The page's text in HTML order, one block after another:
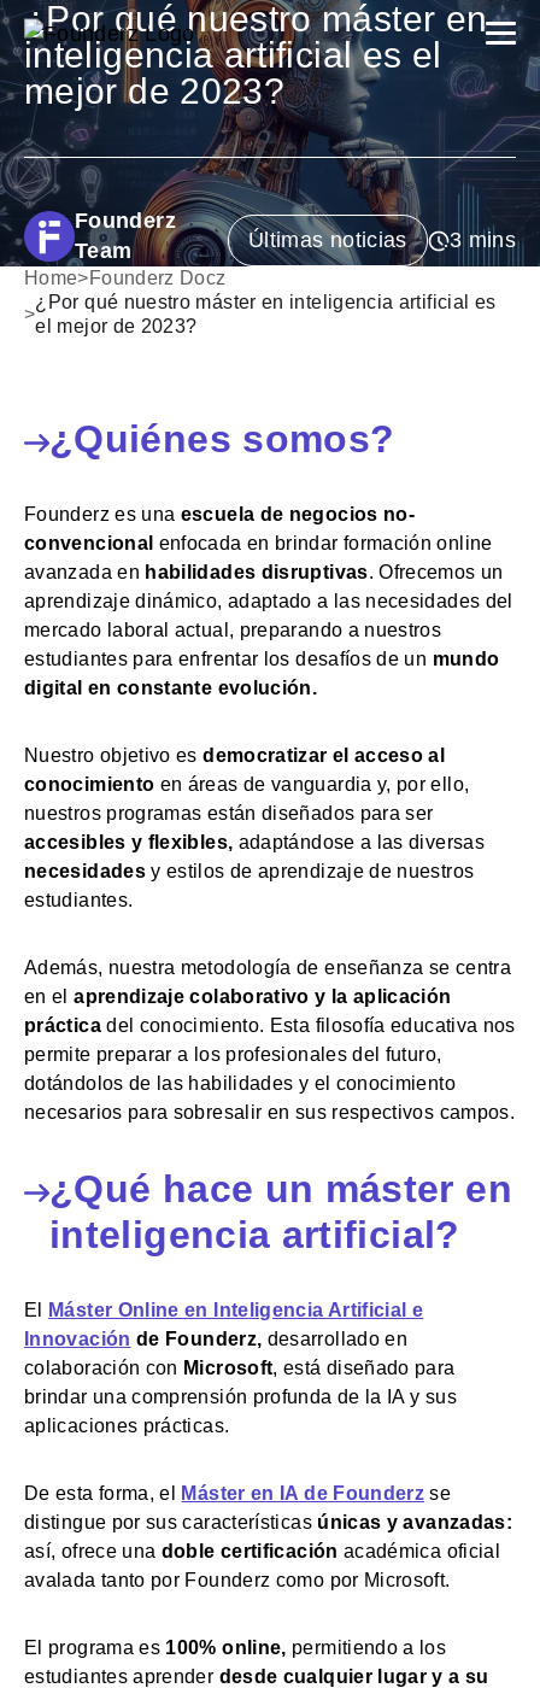
¿Por qué nuestro máster en
inteligencia artificial es el
mejor de 2023?
Founderz
Team
Últimas noticias
Home>Founderz Docz
>
¿Por qué nuestro máster en inteligencia artificial es
el mejor de 2023?
¿Quiénes somos?
Founderz es una escuela de negocios no-
convencional enfocada en brindar formación online
avanzada en habilidades disruptivas. Ofrecemos un
aprendizaje dinámico, adaptado a las necesidades del
mercado laboral actual, preparando a nuestros
estudiantes para enfrentar los desafíos de un mundo
digital en constante evolución.
Nuestro objetivo esdemocratizar el acceso al
conocimiento en áreas de vanguardia y, por ello,
nuestros programas están diseñados para ser
accesibles y flexibles, adaptándose a las diversas
necesidadesy estilos de aprendizaje de nuestros
estudiantes.
Además, nuestra metodología de enseñanza se centra
en elaprendizaje colaborativo y la aplicación
prácticadel conocimiento. Esta filosofía educativa nos
permite preparar a los profesionales del futuro,
dotándolos de las habilidades y el conocimiento
necesarios para sobresalir en sus respectivos campos.
¿Qué hace un máster en
inteligencia artificial?
El
Máster Online en Inteligencia Artificial e
Innovación de Founderz, desarrollado en
colaboración con Microsoft, está diseñado para
brindar una comprensión profunda de la IA y sus
aplicaciones prácticas.
De esta forma, el Máster en IA de Founderz se
distingue por sus características únicas y avanzadas:
así, ofrece una doble certificación académica oficial
avalada tanto por Founderz como por Microsoft.
El programa es 100% online, permitiendo a los
estudiantes aprender desde cualquier lugar y a su